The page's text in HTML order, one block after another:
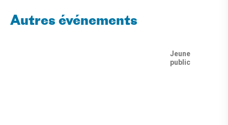
Autres événements
Jeune
public